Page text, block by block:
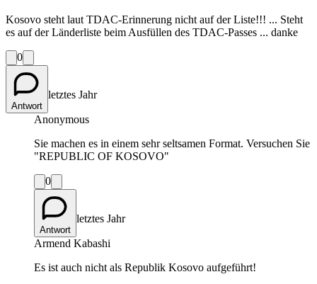
Kosovo steht laut TDAC-Erinnerung nicht auf der Liste!!! ... Steht
es auf der Länderliste beim Ausfüllen des TDAC-Passes ... danke
0
Antwort
letztes Jahr
Anonymous
Sie machen es in einem sehr seltsamen Format. Versuchen Sie
"REPUBLIC OF KOSOVO"
0
Antwort
letztes Jahr
Armend Kabashi
Es ist auch nicht als Republik Kosovo aufgeführt!